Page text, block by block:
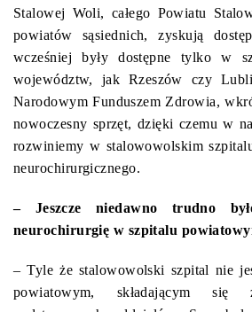
Stalowej Woli, całego Powiatu
powiatów sąsiednich, zyskują
wcześniej były dostępne tylko w
województw, jak Rzeszów czy
Narodowym Funduszem Zdrowia,
nowoczesny sprzęt, dzięki czemu w
rozwiniemy w stalowowolskim
neurochirurgicznego.
– Jeszcze niedawno trudno
neurochirurgię w szpitalu
– Tyle że stalowowolski szpital nie
powiatowym, składającym